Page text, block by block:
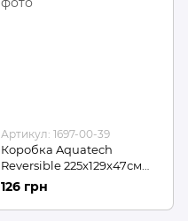
Артикул: 1697-00-39
Коробка Aquatech
Reversible 225x129x47см
(1697-00-39)
126 грн